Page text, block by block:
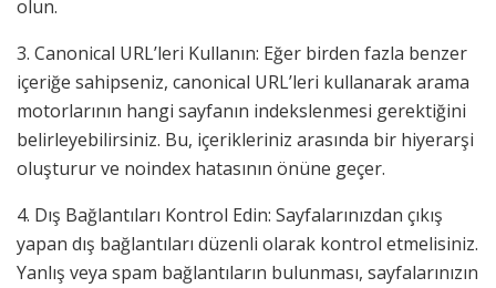
olun.
3. Canonical URL’leri Kullanın: Eğer birden fazla benzer
içeriğe sahipseniz, canonical URL’leri kullanarak arama
motorlarının hangi sayfanın indekslenmesi gerektiğini
belirleyebilirsiniz. Bu, içerikleriniz arasında bir hiyerarşi
oluşturur ve noindex hatasının önüne geçer.
4. Dış Bağlantıları Kontrol Edin: Sayfalarınızdan çıkış
yapan dış bağlantıları düzenli olarak kontrol etmelisiniz.
Yanlış veya spam bağlantıların bulunması, sayfalarınızın